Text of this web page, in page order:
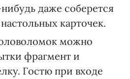
даже соберется
карточек.
можно
фрагмент и
Гостю при входе